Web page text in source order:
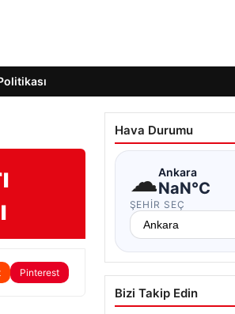
Pinterest
Hava Durumu
☁Ankara
NaN°C
ŞEHIR SEÇ
Bizi Takip Edin